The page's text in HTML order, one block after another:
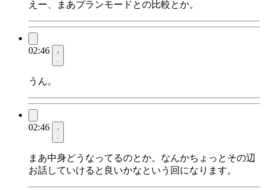
えー、まあプランモードとの比較とか。
02:46
うん。
02:46
まあ中身どうなってるのとか。なんかちょっとその辺
お話していけると良いかなという回になります。